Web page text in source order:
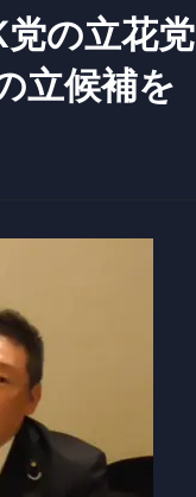
の立花党
立候補を